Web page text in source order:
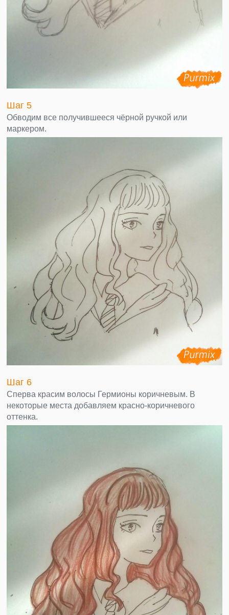
Шаг 5
Обводим все получившееся чёрной ручкой или
маркером.
Шаг 6
Сперва красим волосы Гермионы коричневым. В
некоторые места добавляем красно-коричневого
оттенка.